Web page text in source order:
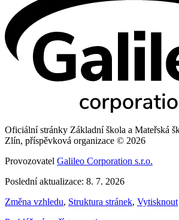
Oficiální stránky Základní škola a Mateřská
Zlín, příspěvková organizace © 2026
Provozovatel Galileo Corporation s.r.o.
Poslední aktualizace: 8. 7. 2026
Změna vzhledu, Struktura stránek, Vytisknout